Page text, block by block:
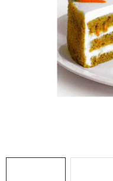
ZDRAVÉ PEČENÍ
DÁRKOVÉ POUKAZY
TÉMATICKÉ PRODUKTY